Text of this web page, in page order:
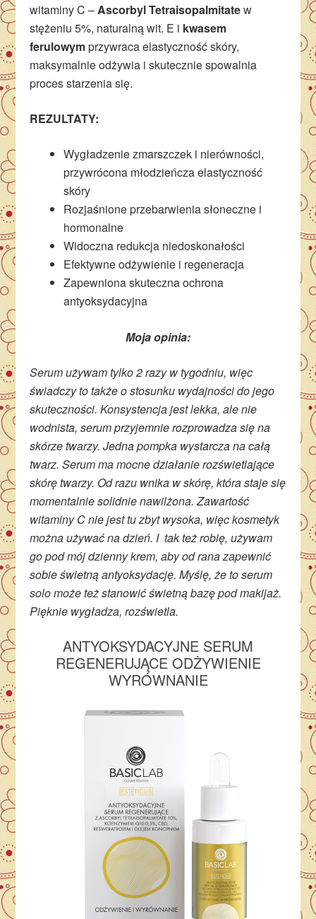
witaminy C –Ascorbyl Tetraisopalmitatew
stężeniu 5%, naturalną wit. E i kwasem
ferulowymprzywraca elastyczność skóry,
maksymalnie odżywia i skutecznie spowalnia
proces starzenia się.
REZULTATY:
Wygładzenie zmarszczek i nierówności,
przywrócona młodzieńcza elastyczność
skóry
Rozjaśnione przebarwienia słoneczne i
hormonalne
Widoczna redukcja niedoskonałości
Efektywne odżywienie i regeneracja
Zapewniona skuteczna ochrona
antyoksydacyjna
Moja opinia:
Serum używam tylko 2 razy w tygodniu, więc
świadczy to także o stosunku wydajności do jego
skuteczności. Konsystencja jest lekka, ale nie
wodnista, serum przyjemnie rozprowadza się na
skórze twarzy. Jedna pompka wystarcza na całą
twarz. Serum ma mocne działanie rozświetlające
skórę twarzy. Od razu wnika w skórę, która staje się
momentalnie solidnie nawilżona. Zawartość
witaminy C nie jest tu zbyt wysoka, więc kosmetyk
można używać na dzień. I tak też robię, używam
go pod mój dzienny krem, aby od rana zapewnić
sobie świetną antyoksydację. Myślę, że to serum
solo może też stanowić świetną bazę pod makijaż.
Pięknie wygładza, rozświetla.
ANTYOKSYDACYJNE SERUM
REGENERUJĄCE ODŻYWIENIE
WYRÓWNANIE